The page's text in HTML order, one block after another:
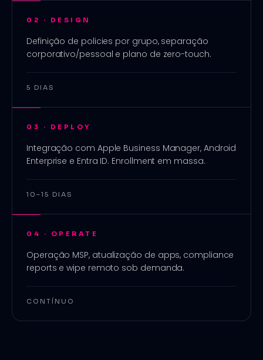
02 · DESIGN
Definição de policies por grupo, separação
corporativo/pessoal e plano de zero-touch.
5 DIAS
03 · DEPLOY
Integração com Apple Business Manager, Android
Enterprise e Entra ID. Enrollment em massa.
10–15 DIAS
04 · OPERATE
Operação MSP, atualização de apps, compliance
reports e wipe remoto sob demanda.
CONTÍNUO